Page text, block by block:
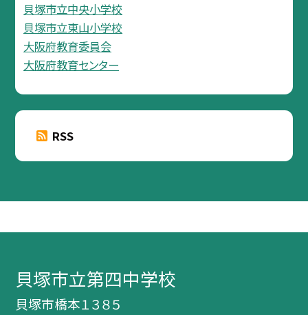
貝塚市立中央小学校
貝塚市立東山小学校
大阪府教育委員会
大阪府教育センター
RSS
貝塚市立第四中学校
貝塚市橋本１３８５